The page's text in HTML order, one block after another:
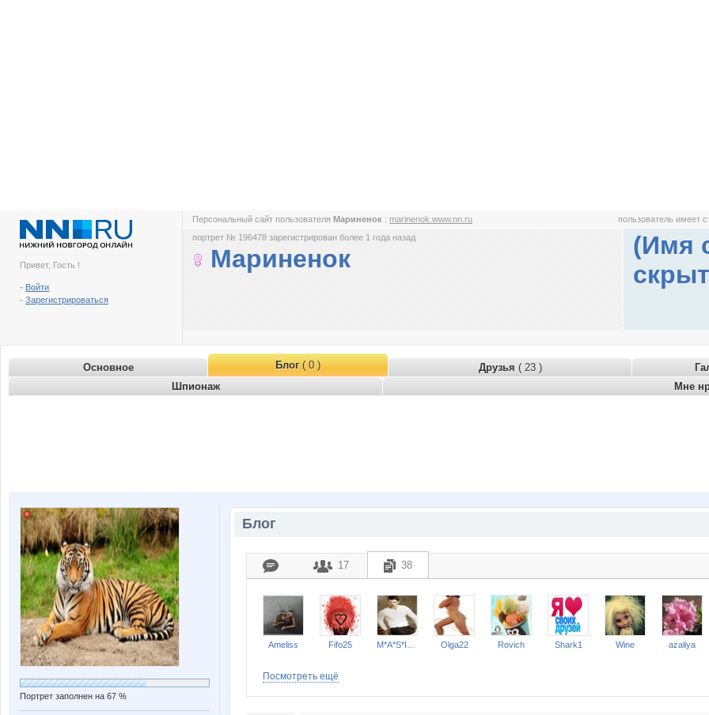
Привет, Гость !
- Войти
- Зарегистрироваться
Персональный сайт пользователя Мариненок : marinenok.www.nn.ru пользователь имеет
портрет № 196478 зарегистрирован более 1 года назад
Мариненок
(Имя
Основное Блог( 0 ) Друзья ( 23 )
Шпионаж
Мне
Портрет заполнен на 67 %
Блог
17 38
Ameliss Fifo25 Olga22 Rovich Shark1 Wine azaliya
Посмотреть ещё